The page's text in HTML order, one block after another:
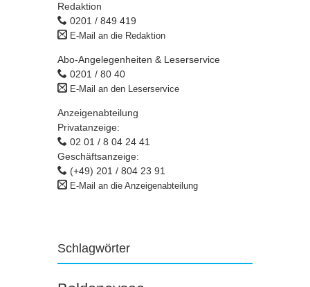
Redaktion
0201 / 849 419
E-Mail an die Redaktion
Abo-Angelegenheiten & Leserservice
0201 / 80 40
E-Mail an den Leserservice
Anzeigenabteilung
Privatanzeige:
02 01 / 8 04 24 41
Geschäftsanzeige:
(+49) 201 / 804 23 91
E-Mail an die Anzeigenabteilung
Schlagwörter